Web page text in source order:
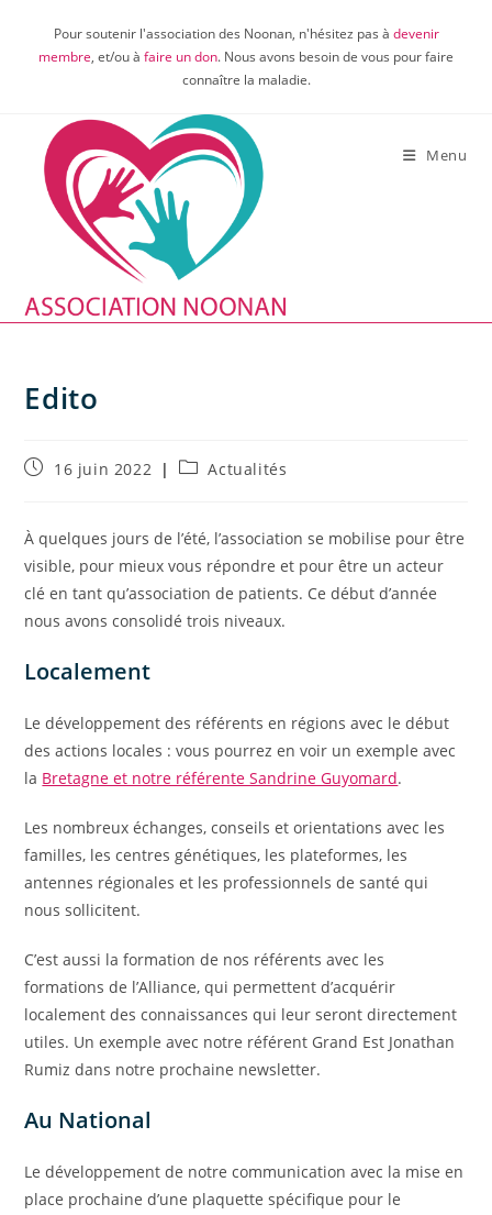
content
Pour soutenir l'association des Noonan, n'hésitez pas à devenir
membre, et/ou à faire un don. Nous avons besoin de vous pour faire
connaître la maladie.
Menu
Edito
Publication
16 juin 2022
PostActualités
À quelques jours de l’été, l’association se mobilise pour être
visible, pour mieux vous répondre et pour être un acteur
clé en tant qu’association de patients. Ce début d’année
nous avons consolidé trois niveaux.
Localement
Le développement des référents en régions avec le début
des actions locales : vous pourrez en voir un exemple avec
la Bretagne et notre référente Sandrine Guyomard.
Les nombreux échanges, conseils et orientations avec les
familles, les centres génétiques, les plateformes, les
antennes régionales et les professionnels de santé qui
nous sollicitent.
C’est aussi la formation de nos référents avec les
formations de l’Alliance, qui permettent d’acquérir
localement des connaissances qui leur seront directement
utiles. Un exemple avec notre référent Grand Est Jonathan
Rumiz dans notre prochaine newsletter.
Au National
Le développement de notre communication avec la mise en
place prochaine d’une plaquette spécifique pour le